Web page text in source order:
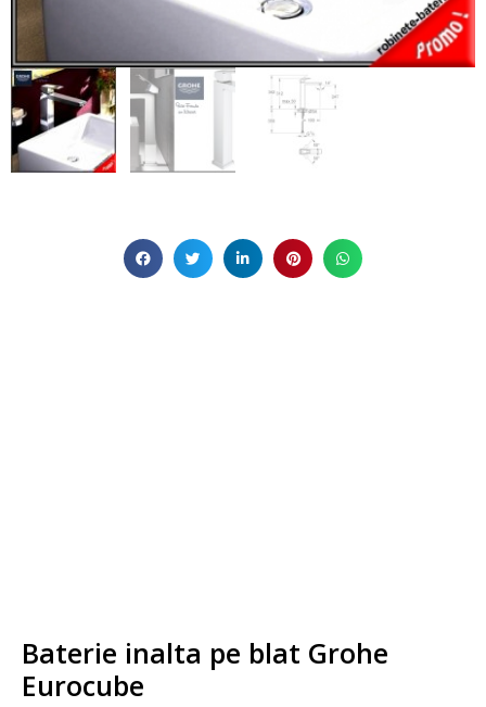
Baterie inalta pe blat Grohe
Eurocube